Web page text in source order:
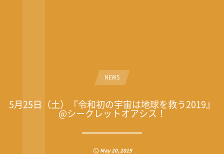
NEWS
5月25日（土）『令和初の宇宙は地球を救う2019』
@シークレットオアシス！
May20,2019